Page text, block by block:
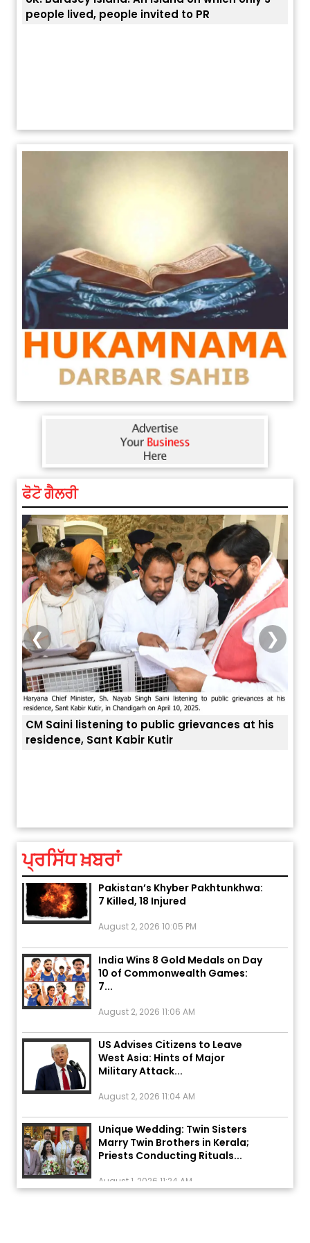
to PR
ਯੂਐੱਸ ਬਾਰਡਰ ਪੈਟਰੋਲ ਚੀਫ਼ ਨੇ ਦੱਸਿਆ
ਫੋਟੋ ਗੈਲਰੀ
public grievances at his
Kutir
❮ ❯
ਪ੍ਰਸਿੱਧ ਖ਼ਬਰਾਂ
August 5, 2026 6:23 AM
Explosion During Peace Rally in
Pakistan’s Khyber Pakhtunkhwa:
7 Killed, 18 Injured
India Wins 8 Gold Medals on Day
10 of Commonwealth Games:
7...
US Advises Citizens to Leave
West Asia: Hints of Major
Military Attack...
Unique Wedding: Twin Sisters
Marry Twin Brothers in Kerala;
Priests Conducting Rituals...